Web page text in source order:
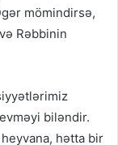
mömindirsə,
Rəbbinin
biləndir.
hətta bir